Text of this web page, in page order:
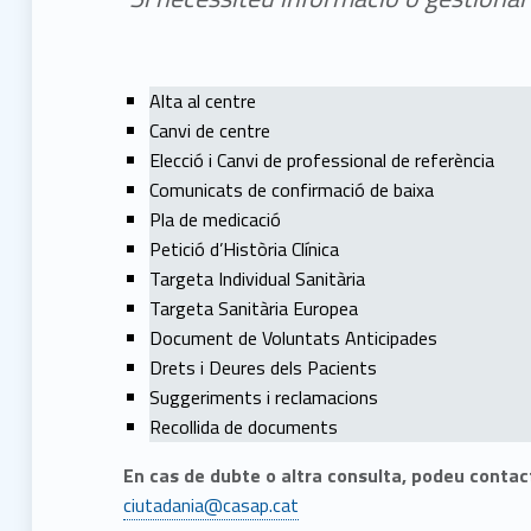
n
t
a
c
t
a
r
a
m
Alta al centre
Canvi de centre
Elecció i Canvi de professional de referència
Comunicats de confirmació de baixa
Pla de medicació
Petició d’Història Clínica
Targeta Individual Sanitària
Targeta Sanitària Europea
Document de Voluntats Anticipades
Drets i Deures dels Pacients
Suggeriments i reclamacions
Recollida de documents
En cas de dubte o altra consulta, podeu
ciutadania@casap.cat
Skip back to main navigation